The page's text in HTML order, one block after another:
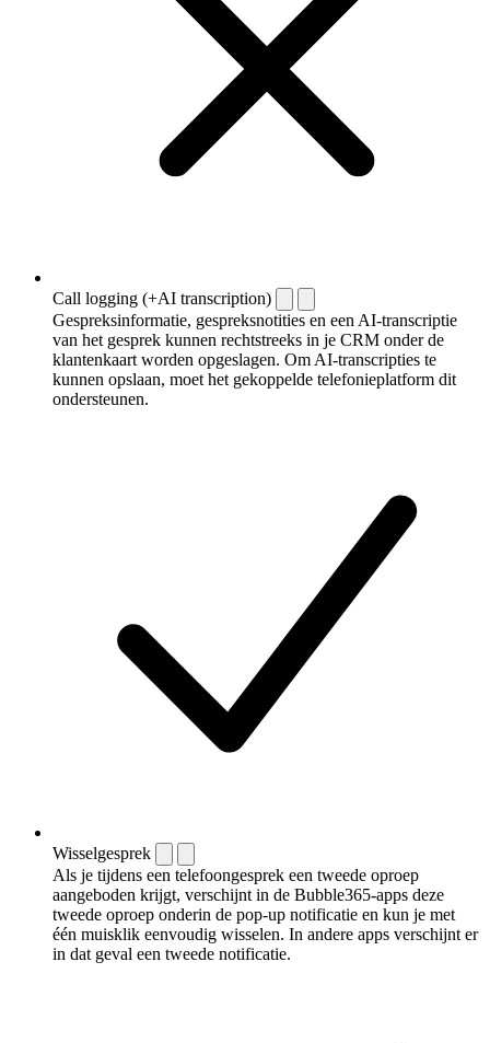
Call logging (+AI transcription)
Gespreksinformatie, gespreksnotities en een AI-transcriptie
van het gesprek kunnen rechtstreeks in je CRM onder de
klantenkaart worden opgeslagen. Om AI-transcripties te
kunnen opslaan, moet het gekoppelde telefonieplatform dit
ondersteunen.
Wisselgesprek
Als je tijdens een telefoongesprek een tweede oproep
aangeboden krijgt, verschijnt in de Bubble365-apps deze
tweede oproep onderin de pop-up notificatie en kun je met
één muisklik eenvoudig wisselen. In andere apps verschijnt er
in dat geval een tweede notificatie.